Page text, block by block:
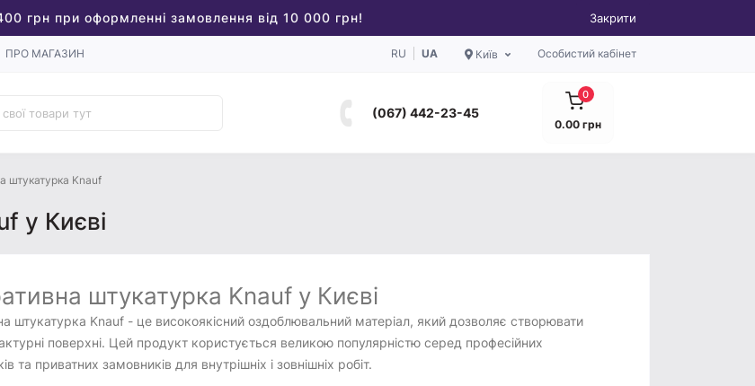
грн при оформленні замовлення від 10 000 грн! Закрити
ПРО МАГАЗИН RU UA Київ Особистий кабінет
(067) 442-23-45
0
0.00 грн
штукатурка Knauf
у Києві
штукатурка Knauf у Києві
штукатурка Knauf - це високоякісний оздоблювальний матеріал, який дозволяє створювати
поверхні. Цей продукт користується великою популярністю серед професійних
та приватних замовників для внутрішніх і зовнішніх робіт.